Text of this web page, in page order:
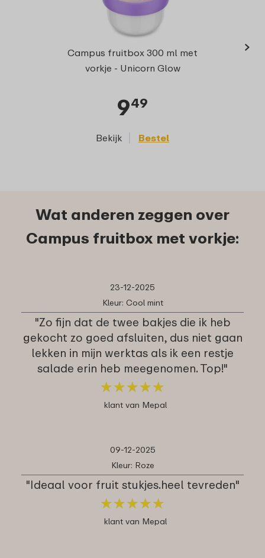
Campus fruitbox 300 ml met
vorkje - Unicorn Glow
949
Bekijk Bestel
›
Wat anderen zeggen over
Campus fruitbox met vorkje:
23-12-2025
Kleur: Cool mint
"Zo fijn dat de twee bakjes die ik heb
gekocht zo goed afsluiten, dus niet gaan
lekken in mijn werktas als ik een restje
salade erin heb meegenomen. Top!"
★★★★★
★★★★★
klant van Mepal
09-12-2025
Kleur: Roze
"Ideaal voor fruit stukjes.heel tevreden"
★★★★★
★★★★★
klant van Mepal